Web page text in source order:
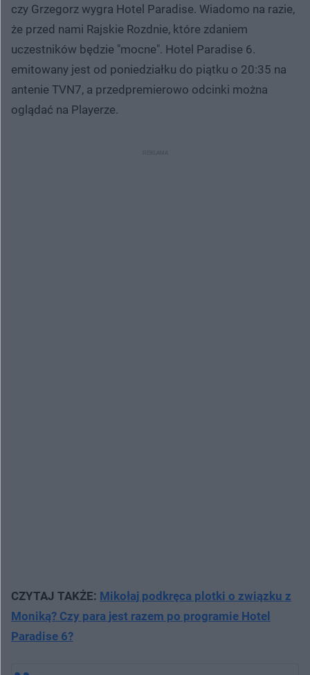
czy Grzegorz wygra Hotel Paradise. Wiadomo na razie,
że przed nami Rajskie Rozdnie, które zdaniem
uczestników będzie "mocne". Hotel Paradise 6.
emitowany jest od poniedziałku do piątku o 20:35 na
antenie TVN7, a przedpremierowo odcinki można
oglądać na Playerze.
CZYTAJ TAKŻE: Mikołaj podkręca plotki o związku z
Moniką? Czy para jest razem po programie Hotel
Paradise 6?